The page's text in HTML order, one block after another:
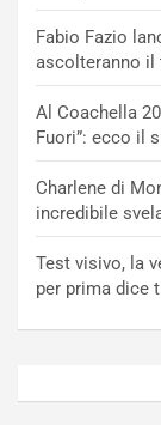
Fabio Fazio
ascolteranno il
Al Coachella
Fuori”: ecco il
Charlene di
incredibile
Test visivo, la
per prima dice